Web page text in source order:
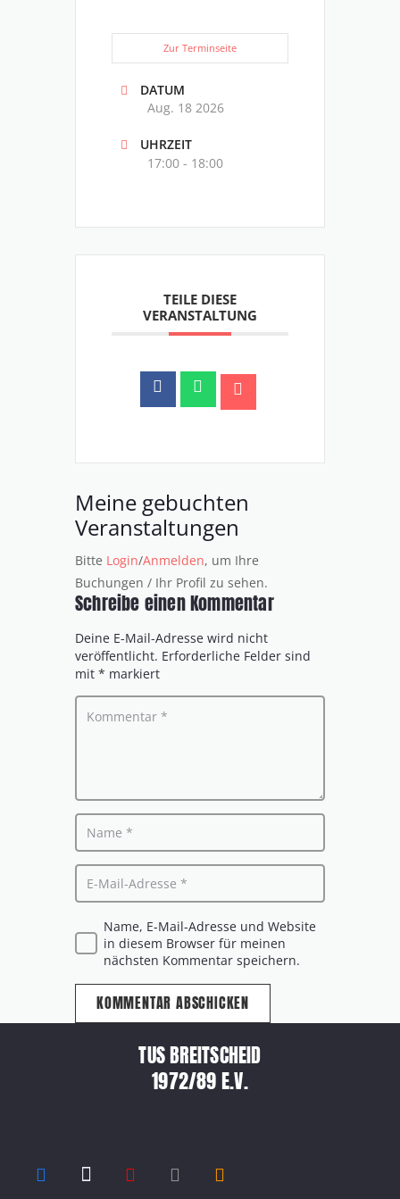
Zur Terminseite
DATUM
Aug. 18 2026
UHRZEIT
17:00 - 18:00
TEILE DIESE
VERANSTALTUNG
Meine gebuchten
Veranstaltungen
Bitte Login/Anmelden, um Ihre
Buchungen / Ihr Profil zu sehen.
Schreibe einen Kommentar
Deine E-Mail-Adresse wird nicht
veröffentlicht. Erforderliche Felder sind
mit * markiert
Name, E-Mail-Adresse und Website
in diesem Browser für meinen
nächsten Kommentar speichern.
KOMMENTAR ABSCHICKEN
TUS BREITSCHEID
1972/89 E.V.